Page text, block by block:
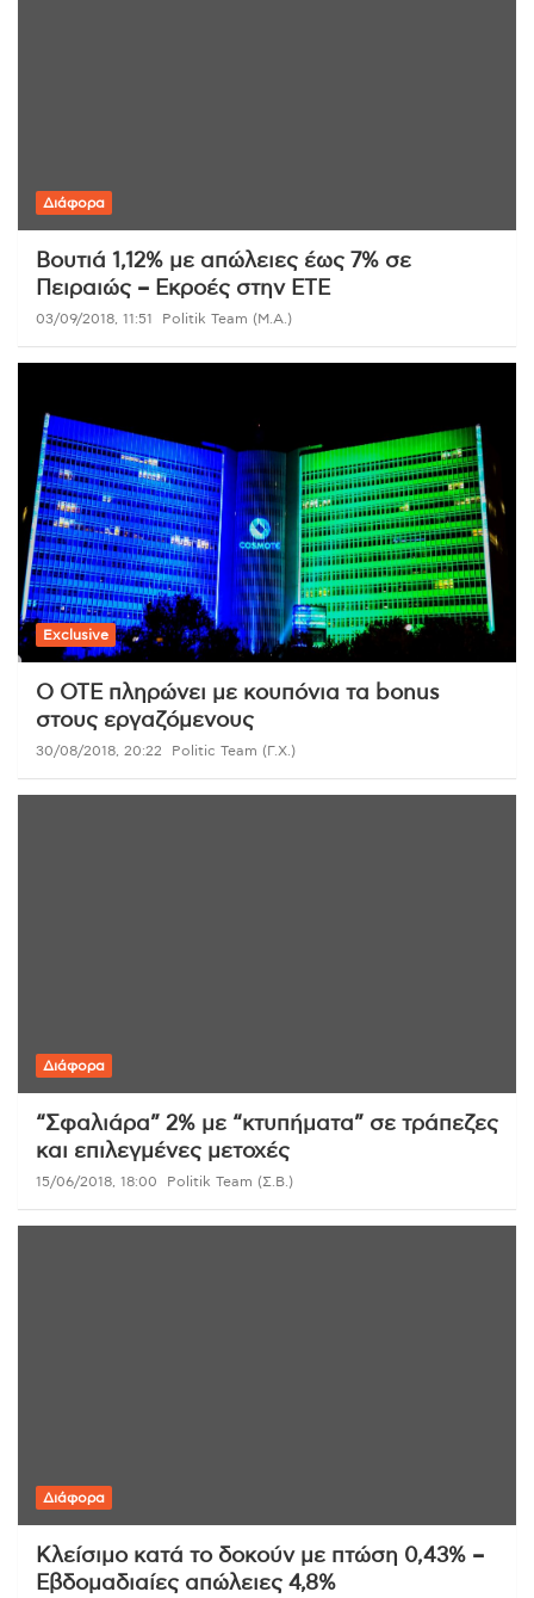
Διάφορα
Βουτιά 1,12% με απώλειες έως 7% σε
Πειραιώς – Εκροές στην ΕΤΕ
03/09/2018, 11:51 Politik Team (Μ.Α.)
Exclusive
O ΟΤΕ πληρώνει με κουπόνια τα bonus
στους εργαζόμενους
30/08/2018, 20:22 Politic Team (Γ.Χ.)
Διάφορα
“Σφαλιάρα” 2% με “κτυπήματα” σε τράπεζες
και επιλεγμένες μετοχές
15/06/2018, 18:00 Politik Team (Σ.Β.)
Διάφορα
Κλείσιμο κατά το δοκούν με πτώση 0,43% –
Εβδομαδιαίες απώλειες 4,8%